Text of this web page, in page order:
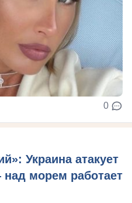
0
Украина атакует
морем работает